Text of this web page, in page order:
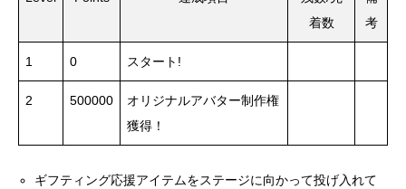
着数
考
1 0 スタート!
2 500000
オリジナルアバター制作権
獲得！
ギフティング応援アイテムをステージに向かって投げ入れて